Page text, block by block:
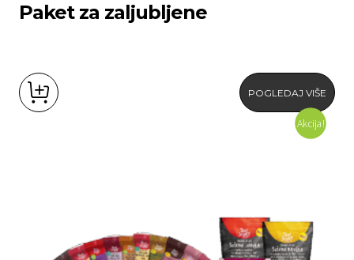
Paket za zaljubljene
POGLEDAJ VIŠE
Akcija!